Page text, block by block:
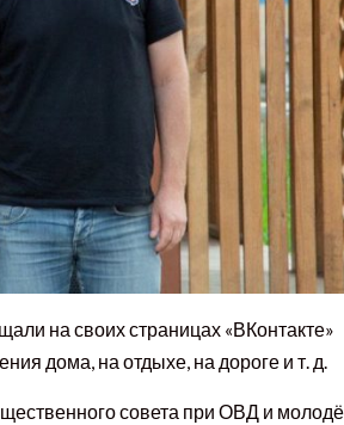
на своих страницах «ВКонтакте»
дома, на отдыхе, на дороге и т. д.
совета при ОВД и